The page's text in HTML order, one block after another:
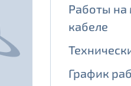
Работы на
кабеле
График